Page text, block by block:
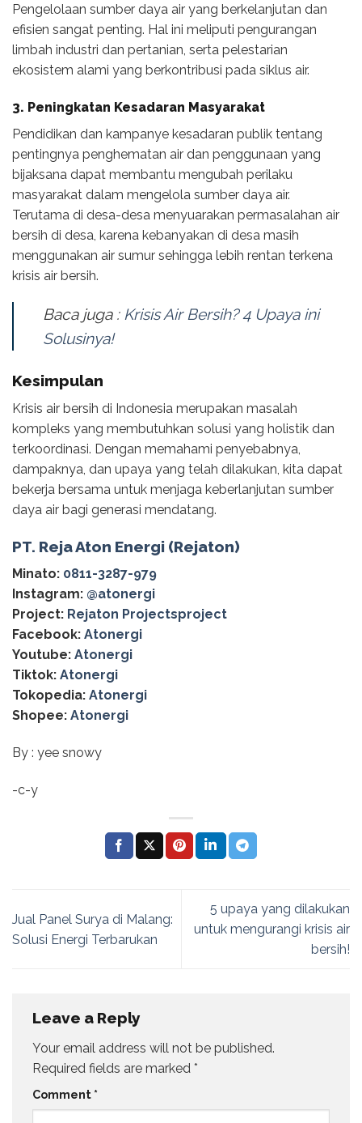
Pengelolaan sumber daya air yang berkelanjutan dan
efisien sangat penting. Hal ini meliputi pengurangan
limbah industri dan pertanian, serta pelestarian
ekosistem alami yang berkontribusi pada siklus air.
3. Peningkatan Kesadaran Masyarakat
Pendidikan dan kampanye kesadaran publik tentang
pentingnya penghematan air dan penggunaan yang
bijaksana dapat membantu mengubah perilaku
masyarakat dalam mengelola sumber daya air.
Terutama di desa-desa menyuarakan permasalahan air
bersih di desa, karena kebanyakan di desa masih
menggunakan air sumur sehingga lebih rentan terkena
krisis air bersih.
Baca juga : Krisis Air Bersih? 4 Upaya ini
Solusinya!
Kesimpulan
Krisis air bersih di Indonesia merupakan masalah
kompleks yang membutuhkan solusi yang holistik dan
terkoordinasi. Dengan memahami penyebabnya,
dampaknya, dan upaya yang telah dilakukan, kita dapat
bekerja bersama untuk menjaga keberlanjutan sumber
daya air bagi generasi mendatang.
PT. Reja Aton Energi (Rejaton)
Minato: 0811-3287-979
Instagram: @‌atonergi
Project: Rejaton Projectsproject
Facebook: Atonergi
Youtube: Atonergi
Tiktok: Atonergi
Tokopedia: Atonergi
Shopee: Atonergi
By : yee snowy
-c-y
Jual Panel Surya di Malang:
Solusi Energi Terbarukan
5 upaya yang dilakukan
untuk mengurangi krisis air
bersih!
Leave a Reply
Your email address will not be published.
Required fields are marked *
Comment *